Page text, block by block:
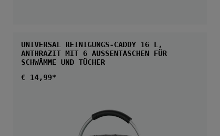
UNIVERSAL REINIGUNGS-CADDY 16 L,
ANTHRAZIT MIT 6 AUSSENTASCHEN FÜR S
CHWÄMME UND TÜCHER
Regulärer Preis:
€ 14,99*